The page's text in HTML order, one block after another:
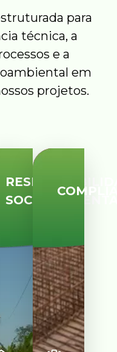
para
técnica, a
e a
em
projetos.